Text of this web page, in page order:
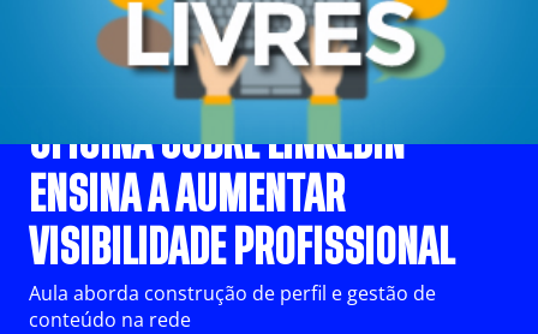
OFICINA SOBRE LINKEDIN
ENSINA A AUMENTAR
VISIBILIDADE PROFISSIONAL
Aula aborda construção de perfil e gestão de
conteúdo na rede